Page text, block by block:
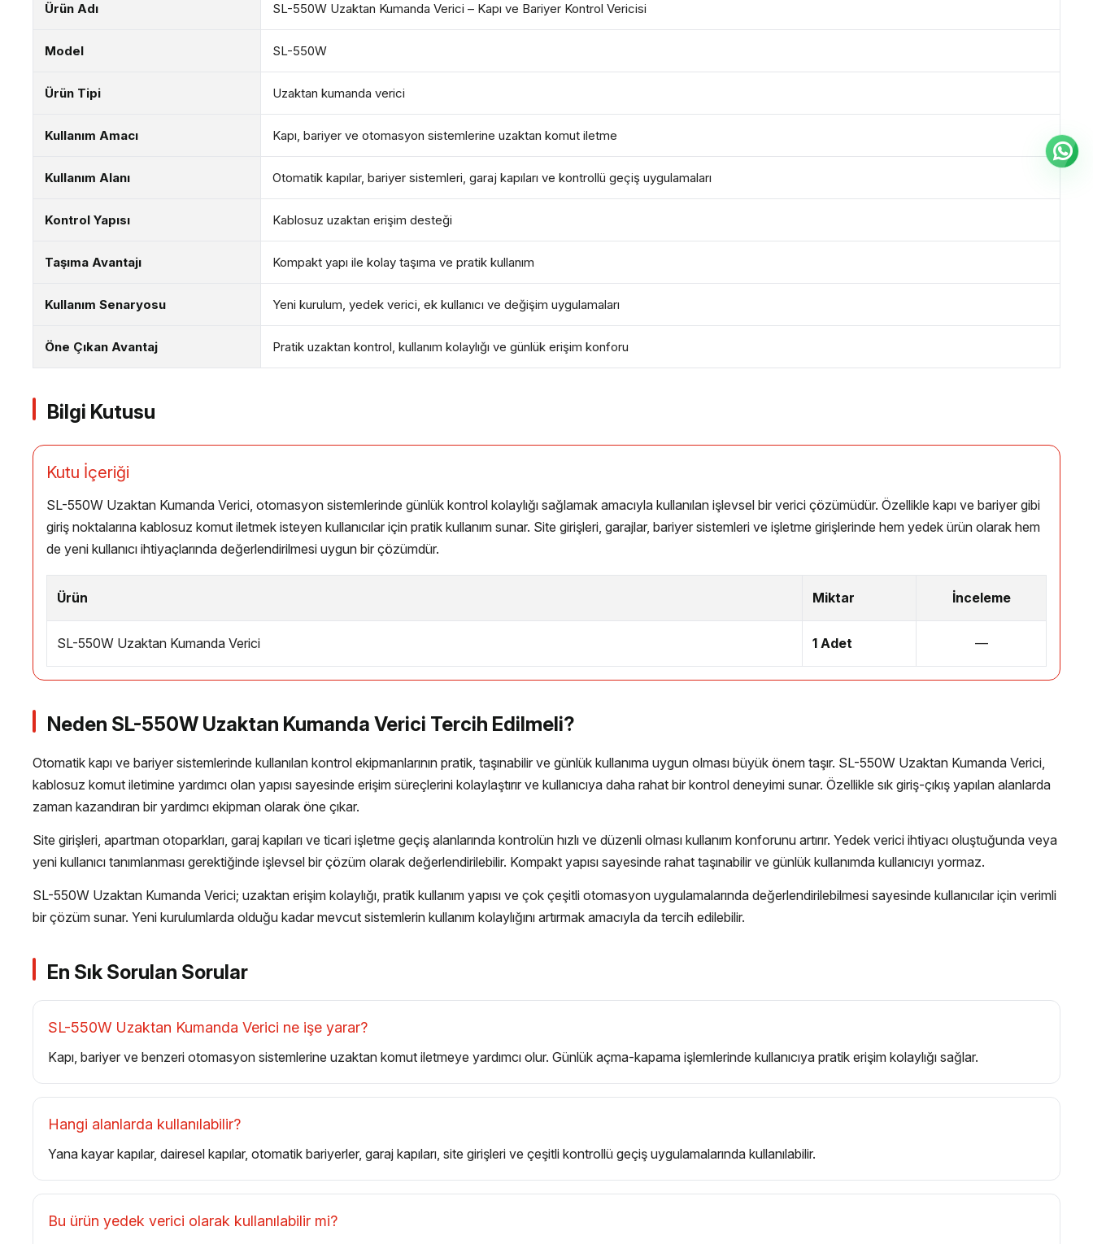
Ürün Adı SL-550W Uzaktan Kumanda Verici – Kapı ve Bariyer Kontrol Vericisi
Model SL-550W
Ürün Tipi Uzaktan kumanda verici
Kullanım Amacı Kapı, bariyer ve otomasyon sistemlerine uzaktan komut iletme
Kullanım Alanı Otomatik kapılar, bariyer sistemleri, garaj kapıları ve kontrollü geçiş uygulamaları
Kontrol Yapısı Kablosuz uzaktan erişim desteği
Taşıma Avantajı Kompakt yapı ile kolay taşıma ve pratik kullanım
Kullanım Senaryosu Yeni kurulum, yedek verici, ek kullanıcı ve değişim uygulamaları
Öne Çıkan Avantaj Pratik uzaktan kontrol, kullanım kolaylığı ve günlük erişim konforu
Bilgi Kutusu
Kutu İçeriği
SL-550W Uzaktan Kumanda Verici, otomasyon sistemlerinde günlük kontrol kolaylığı sağlamak amacıyla kullanılan işlevsel bir verici çözümüdür. Özellikle kapı ve bariyer gibi
giriş noktalarına kablosuz komut iletmek isteyen kullanıcılar için pratik kullanım sunar. Site girişleri, garajlar, bariyer sistemleri ve işletme girişlerinde hem yedek ürün olarak hem
de yeni kullanıcı ihtiyaçlarında değerlendirilmesi uygun bir çözümdür.
Ürün Miktar İnceleme
SL-550W Uzaktan Kumanda Verici 1 Adet —
Neden SL-550W Uzaktan Kumanda Verici Tercih Edilmeli?
Otomatik kapı ve bariyer sistemlerinde kullanılan kontrol ekipmanlarının pratik, taşınabilir ve günlük kullanıma uygun olması büyük önem taşır. SL-550W Uzaktan Kumanda Verici,
kablosuz komut iletimine yardımcı olan yapısı sayesinde erişim süreçlerini kolaylaştırır ve kullanıcıya daha rahat bir kontrol deneyimi sunar. Özellikle sık giriş-çıkış yapılan alanlarda
zaman kazandıran bir yardımcı ekipman olarak öne çıkar.
Site girişleri, apartman otoparkları, garaj kapıları ve ticari işletme geçiş alanlarında kontrolün hızlı ve düzenli olması kullanım konforunu artırır. Yedek verici ihtiyacı oluştuğunda veya
yeni kullanıcı tanımlanması gerektiğinde işlevsel bir çözüm olarak değerlendirilebilir. Kompakt yapısı sayesinde rahat taşınabilir ve günlük kullanımda kullanıcıyı yormaz.
SL-550W Uzaktan Kumanda Verici; uzaktan erişim kolaylığı, pratik kullanım yapısı ve çok çeşitli otomasyon uygulamalarında değerlendirilebilmesi sayesinde kullanıcılar için verimli
bir çözüm sunar. Yeni kurulumlarda olduğu kadar mevcut sistemlerin kullanım kolaylığını artırmak amacıyla da tercih edilebilir.
En Sık Sorulan Sorular
SL-550W Uzaktan Kumanda Verici ne işe yarar?
Kapı, bariyer ve benzeri otomasyon sistemlerine uzaktan komut iletmeye yardımcı olur. Günlük açma-kapama işlemlerinde kullanıcıya pratik erişim kolaylığı sağlar.
Hangi alanlarda kullanılabilir?
Yana kayar kapılar, dairesel kapılar, otomatik bariyerler, garaj kapıları, site girişleri ve çeşitli kontrollü geçiş uygulamalarında kullanılabilir.
Bu ürün yedek verici olarak kullanılabilir mi?